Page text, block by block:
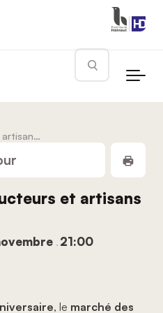
Rechercher
Marché des producteurs et artisans locaux – THUIN
et artisans
21:00
, le marché des